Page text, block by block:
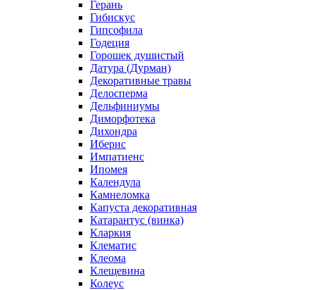
Герань
Гибискус
Гипсофила
Годеция
Горошек душистый
Датура (Дурман)
Декоративные травы
Делосперма
Дельфиниумы
Диморфотека
Дихондра
Иберис
Импатиенс
Ипомея
Календула
Камнеломка
Капуста декоративная
Катарантус (винка)
Кларкия
Клематис
Клеома
Клещевина
Колеус